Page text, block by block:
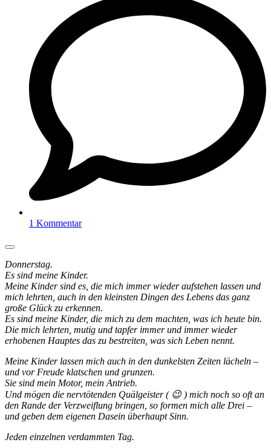
1 Kommentar
Donnerstag.
Es sind meine Kinder.
Meine Kinder sind es, die mich immer wieder aufstehen lassen und
mich lehrten, auch in den kleinsten Dingen des Lebens das ganz
große Glück zu erkennen.
Es sind meine Kinder, die mich zu dem machten, was ich heute bin.
Die mich lehrten, mutig und tapfer immer und immer wieder
erhobenen Hauptes das zu bestreiten, was sich Leben nennt.
Meine Kinder lassen mich auch in den dunkelsten Zeiten lächeln –
und vor Freude klatschen und grunzen.
Sie sind mein Motor, mein Antrieb.
Und mögen die nervtötenden Quälgeister ( 😉 ) mich noch so oft an
den Rande der Verzweiflung bringen, so formen mich alle Drei –
und geben dem eigenen Dasein überhaupt Sinn.
Jeden einzelnen verdammten Tag.